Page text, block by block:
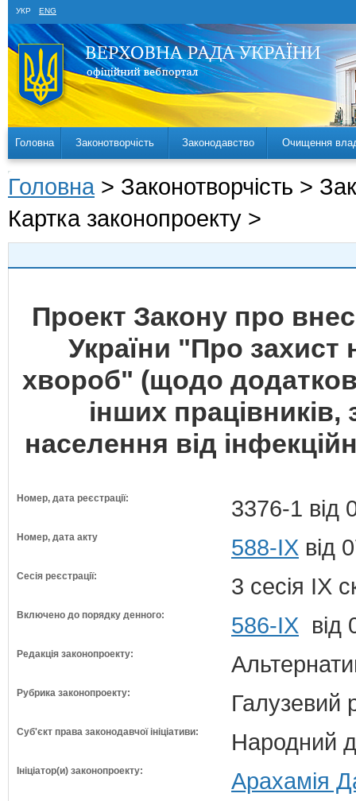
УКР ENG
Головна Законотворчість Законодавство Очищення
Головна > Законотворчість >
Картка законопроекту >
Проект Закону про
України "Про захист
хвороб" (щодо
інших
населення від
Номер, дата реєстрації: 3376-1 від
Номер, дата акту 588-IX від
Сесія реєстрації: 3 сесія IX
Включено до порядку денного: 586-ІХ від
Редакція законопроекту:
Рубрика законопроекту: Галузевий
Суб'єкт права законодавчої ініціативи: Народний
Ініціатор(и) законопроекту:
Арахамія